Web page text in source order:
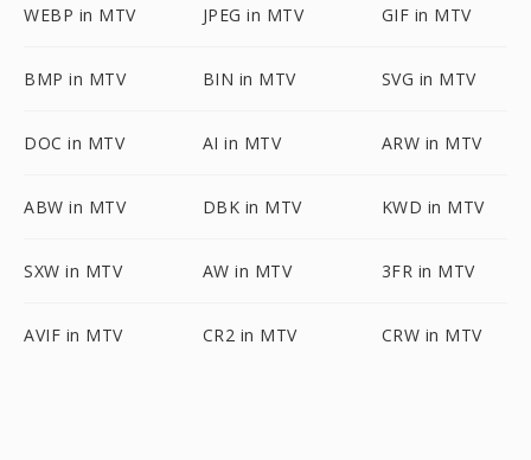
WEBP in MTV JPEG in MTV GIF in MTV
BMP in MTV BIN in MTV SVG in MTV
DOC in MTV AI in MTV ARW in MTV
ABW in MTV DBK in MTV KWD in MTV
SXW in MTV AW in MTV 3FR in MTV
AVIF in MTV CR2 in MTV CRW in MTV